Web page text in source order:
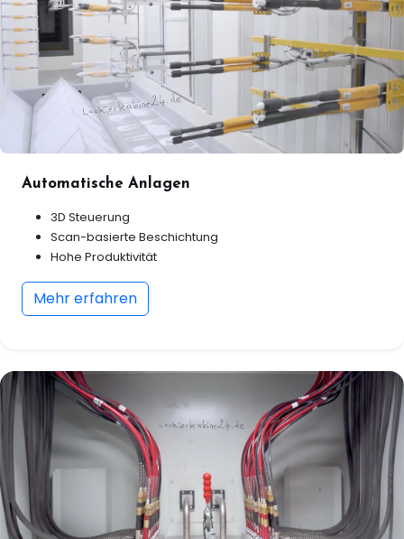
Automatische Anlagen
3D Steuerung
Scan-basierte Beschichtung
Hohe Produktivität
Mehr erfahren